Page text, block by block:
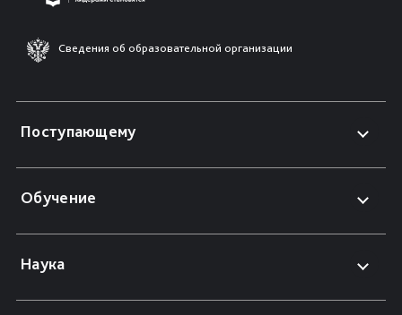
Сведения об образовательной организации
Поступающему
Обучение
Наука